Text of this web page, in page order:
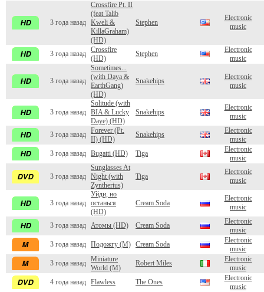
3 года назад
Crossfire Pt. II
(feat Talib
Kweli &
KillaGraham)
(HD)
Stephen
Electronic
music
3 года назад
Crossfire
(HD)
Stephen
Electronic
music
3 года назад
Sometimes...
(with Daya &
EarthGang)
(HD)
Snakehips
Electronic
music
3 года назад
Solitude (with
BIA & Lucky
Daye) (HD)
Snakehips
Electronic
music
3 года назад
Forever (Pt.
II) (HD)
Snakehips
Electronic
music
3 года назад
Bugatti (HD) Tiga
Electronic
music
3 года назад
Sunglasses At
Night (with
Zyntherius)
Tiga
Electronic
music
3 года назад
Уйди, но
останься
(HD)
Cream Soda
Electronic
music
3 года назад Атомы (HD) Cream Soda
Electronic
music
3 года назад
Подожгу (M) Cream Soda
Electronic
music
3 года назад
Miniature
World (M)
Robert Miles
Electronic
music
4 года назад
Flawless The Ones
Electronic
music